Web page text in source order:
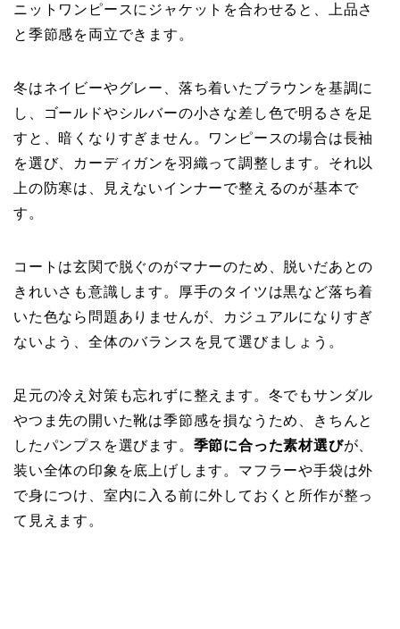
ニットワンピースにジャケットを合わせると、上品さ
と季節感を両立できます。
冬はネイビーやグレー、落ち着いたブラウンを基調に
し、ゴールドやシルバーの小さな差し色で明るさを足
すと、暗くなりすぎません。ワンピースの場合は長袖
を選び、カーディガンを羽織って調整します。それ以
上の防寒は、見えないインナーで整えるのが基本で
す。
コートは玄関で脱ぐのがマナーのため、脱いだあとの
きれいさも意識します。厚手のタイツは黒など落ち着
いた色なら問題ありませんが、カジュアルになりすぎ
ないよう、全体のバランスを見て選びましょう。
足元の冷え対策も忘れずに整えます。冬でもサンダル
やつま先の開いた靴は季節感を損なうため、きちんと
したパンプスを選びます。 季節に合った素材選びが、
装い全体の印象を底上げします。マフラーや手袋は外
で身につけ、室内に入る前に外しておくと所作が整っ
て見えます。